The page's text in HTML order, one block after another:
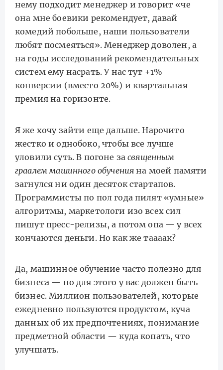
нему подходит менеджер и говорит «че
она мне боевики рекомендует, давай
комедий побольше, наши пользователи
любят посмеяться». Менеджер доволен, а
на годы исследований рекомендательных
систем ему насрать. У нас тут +1%
конверсии (вместо 20%) и квартальная
премия на горизонте.
Я же хочу зайти еще дальше. Нарочито
жестко и однобоко, чтобы все лучше
уловили суть. В погоне засвященным
граалем машинного обучения на моей памяти
загнулся ни один десяток стартапов.
Программисты по пол года пилят «умные»
алгоритмы, маркетологи изо всех сил
пишут пресс-релизы, а потом опа — у всех
кончаются деньги. Но как же таааак?
Да, машинное обучение часто полезно для
бизнеса — но для этого у вас должен быть
бизнес. Миллион пользователей, которые
ежедневно пользуются продуктом, куча
данных об их предпочтениях, понимание
предметной области — куда копать, что
улучшать.